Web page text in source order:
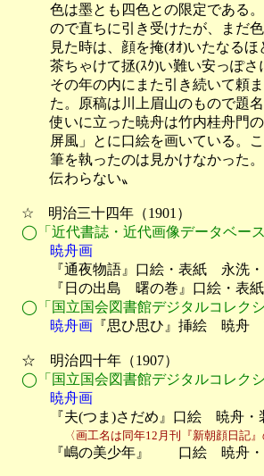
色は墨とも四色との限定である。少
ので直ちに引き受けたが、まだ色摺
見た時は、顔を掩(ｵｵ)いたなるほど
茶ちゃけて拯(ｽｸ)い難い安っぽさに
その年の内にまた引き続いて頼まれ
た。原稿は川上眉山のもので題名は
使いに立った暁舟は竹内桂舟門の秀
屏風」とに口絵を画いている。これ
筆を執ったのは見かけなかった。こ
伝わらない〟
☆　明治三十四年（1901）
◯「近代書誌・近代画像データベース
暁舟画
『通夜物語』口絵・表紙　永洗・
『日の出島　曙の巻』口絵・表紙
◯「国立国会図書館デジタルコレクシ
暁舟画 『思ひ思ひ』挿絵　暁舟
☆　明治四十年（1907）
◯「国立国会図書館デジタルコレクシ
暁舟画
『夫(つま)さだめ』口絵　暁舟・装
〈画工名は同年12月刊『新朝顔日記
『嶋の美少年』　　口絵　暁舟・